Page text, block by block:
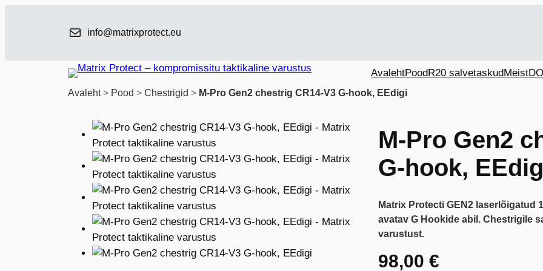
info@matrixprotect.eu
AvalehtPoodR20 salvetaskudMeist
Avaleht> Pood > Chestrigid > M-Pro Gen2 chestrig CR14-V3 G-hook, EEdigi
M-Pro Gen2
G-hook,
Matrix Protecti GEN2 laserlõigatud
avatav G Hookide abil. Chestrigile
varustust.
98,00 €